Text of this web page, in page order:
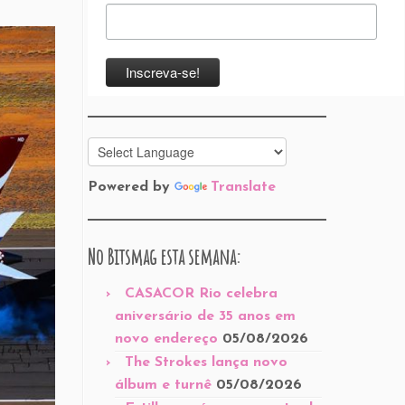
Powered by Translate
No Bitsmag esta semana:
CASACOR Rio celebra
aniversário de 35 anos em
novo endereço 05/08/2026
The Strokes lança novo
álbum e turnê 05/08/2026